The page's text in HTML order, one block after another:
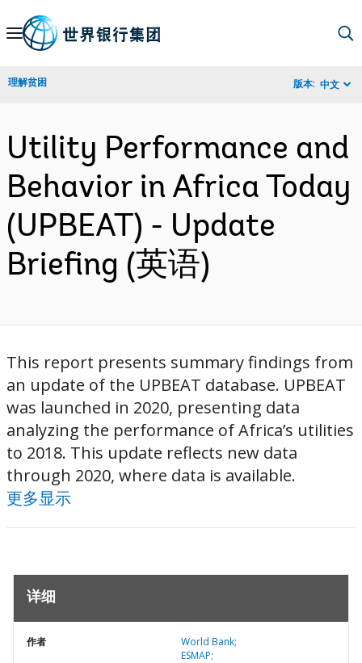
Skip
Navigation
理解贫困 版本: 中文
Utility Performance and
Behavior in Africa Today
(UPBEAT) - Update
Briefing (英语)
This report presents summary findings from
an update of the UPBEAT database. UPBEAT
was launched in 2020, presenting data
analyzing the performance of Africa’s utilities
to 2018. This update reflects new data
through 2020, where data is available.
更多显示
详细
作者
World Bank;
ESMAP;